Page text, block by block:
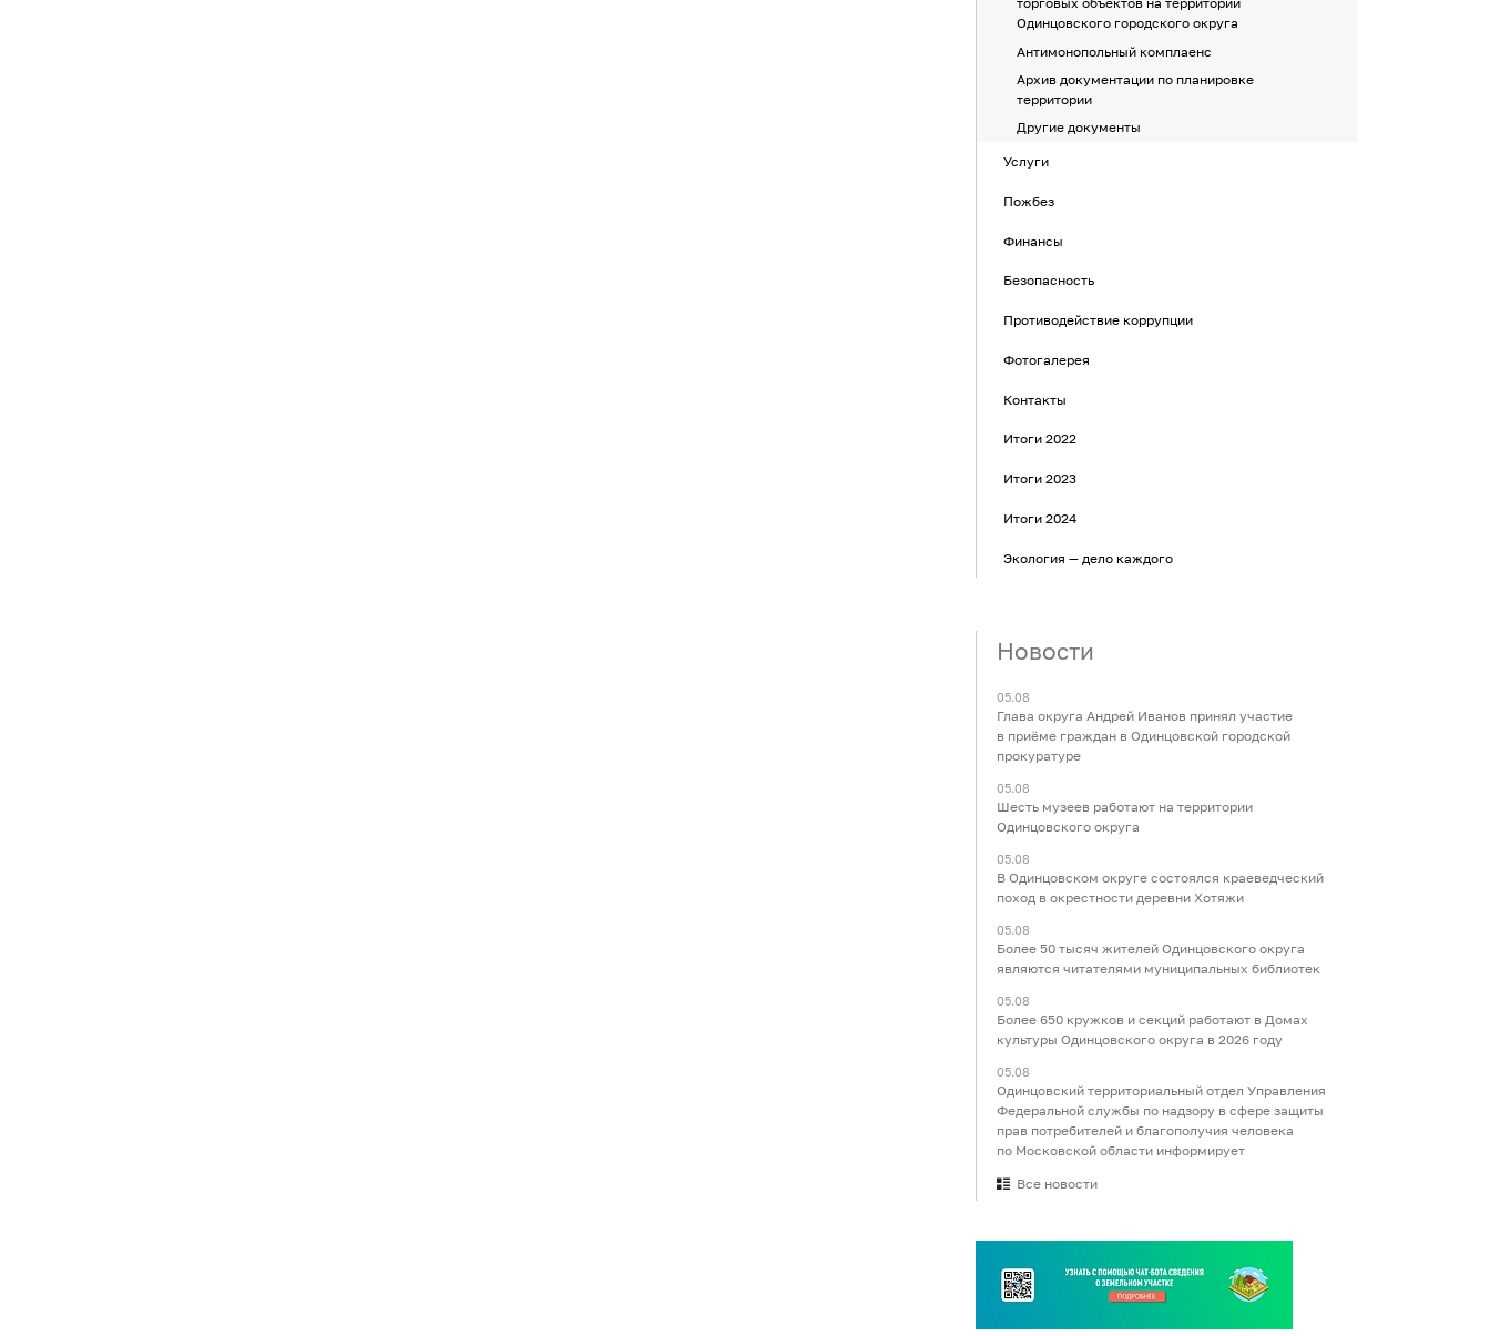
Одинцовского городского округа
Антимонопольный комплаенс
Архив документации по планировке
территории
Другие документы
Услуги
Пожбез
Финансы
Безопасность
Противодействие коррупции
Фотогалерея
Контакты
Итоги 2022
Итоги 2023
Итоги 2024
Экология — дело каждого
Новости
05.08
Глава округа Андрей Иванов принял участие
в приёме граждан в Одинцовской городской
прокуратуре
05.08
Шесть музеев работают на территории
Одинцовского округа
05.08
В Одинцовском округе состоялся краеведческий
поход в окрестности деревни Хотяжи
05.08
Более 50 тысяч жителей Одинцовского округа
являются читателями муниципальных библиотек
05.08
Более 650 кружков и секций работают в Домах
культуры Одинцовского округа в 2026 году
05.08
Одинцовский территориальный отдел Управления
Федеральной службы по надзору в сфере защиты
прав потребителей и благополучия человека
по Московской области информирует
Все новости